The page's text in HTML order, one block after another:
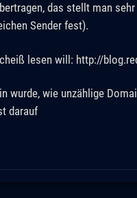
das stellt man
Sender fest).
lesen will: http://
wurde, wie unzählige
darauf